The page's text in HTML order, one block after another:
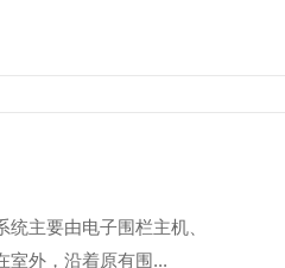
主要由电子围栏主机、
室外，沿着原有围...